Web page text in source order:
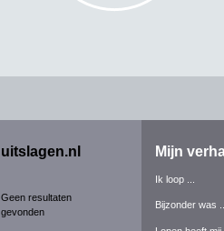
uitslagen.nl
Geen resultaten
gevonden
Mijn
Ik loop ...
Bijzonder was ...